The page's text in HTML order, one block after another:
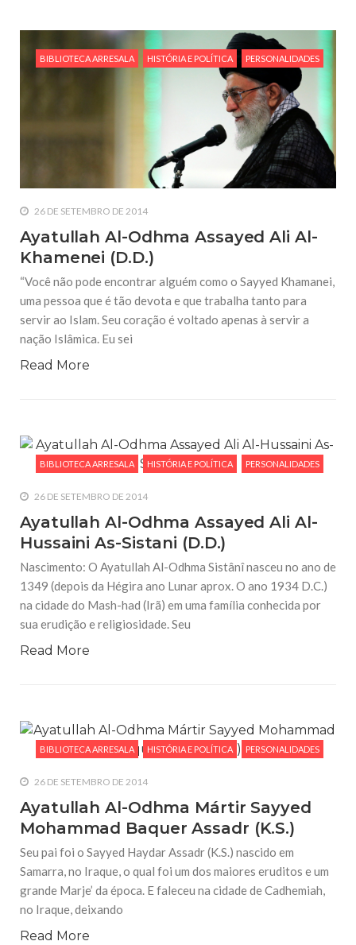
BIBLIOTECA ARRESALA HISTÓRIA E POLÍTICA PERSONALIDADES
26 DE SETEMBRO DE 2014
Ayatullah Al-Odhma Assayed Ali Al-
Khamenei (D.D.)
“Você não pode encontrar alguém como o Sayyed Khamanei,
uma pessoa que é tão devota e que trabalha tanto para
servir ao Islam. Seu coração é voltado apenas à servir a
nação Islâmica. Eu sei
Read More
BIBLIOTECA ARRESALA HISTÓRIA E POLÍTICA PERSONALIDADES
26 DE SETEMBRO DE 2014
Ayatullah Al-Odhma Assayed Ali Al-
Hussaini As-Sistani (D.D.)
Nascimento: O Ayatullah Al-Odhma Sistânî nasceu no ano de
1349 (depois da Hégira ano Lunar aprox. O ano 1934 D.C.)
na cidade do Mash-had (Irã) em uma família conhecida por
sua erudição e religiosidade. Seu
Read More
BIBLIOTECA ARRESALA HISTÓRIA E POLÍTICA PERSONALIDADES
26 DE SETEMBRO DE 2014
Ayatullah Al-Odhma Mártir Sayyed
Mohammad Baquer Assadr (K.S.)
Seu pai foi o Sayyed Haydar Assadr (K.S.) nascido em
Samarra, no Iraque, o qual foi um dos maiores eruditos e um
grande Marje’ da época. E faleceu na cidade de Cadhemiah,
no Iraque, deixando
Read More